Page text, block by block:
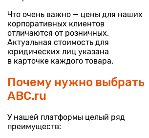
Что очень важно — цены для наших
корпоративных клиентов
отличаются от розничных.
Актуальная стоимость для
юридических лиц указана
в карточке каждого товара.
Почему нужно выбрать
ABC.ru
У нашей платформы целый ряд
преимуществ: